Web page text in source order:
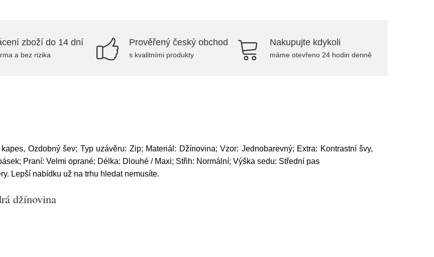
zboží do 14 dní
a bez rizika
Prověřený český obchod
s kvalitními produkty
Nakupujte kdykoli
máme otevřeno 24 hodin denně
Ozdobný šev; Typ uzávěru: Zip; Materiál: Džínovina; Vzor: Jednobarevný; Extra: Kontrastní švy,
Praní: Velmi oprané; Délka: Dlouhé / Maxi; Střih: Normální; Výška sedu: Střední pas
Lepší nabídku už na trhu hledat nemusíte.
džínovina